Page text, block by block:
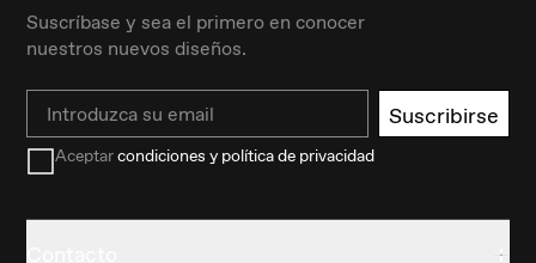
Suscríbase y sea el primero en conocer
nuestros nuevos diseños.
Email Suscribirse
Aceptarcondiciones y política de privacidad